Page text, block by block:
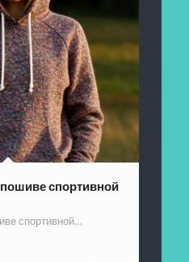
спортивной
спортивной…